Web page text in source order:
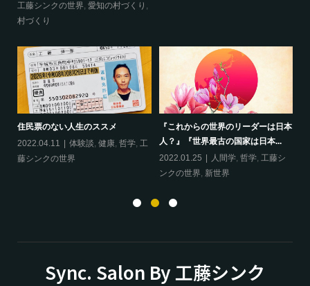
工藤シンクの世界, 愛知の村づくり ,
村づくり
住民票のない人生のススメ
2022.04.11
体験談, 健康, 哲学, 工
藤シンクの世界
『これからの世界のリーダーは日本
人？』『世界最古の国家は日本...
2022.01.25
人間学, 哲学, 工藤シ
ンクの世界, 新世界
Sync. Salon By 工藤シンク